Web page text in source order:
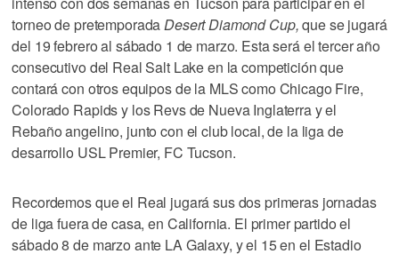
torneo de pretemporadaDesert Diamond Cup,que se jugará
del 19 febrero al sábado 1 de marzo. Esta será el tercer año
consecutivo del Real Salt Lake en la competición que
contará con otros equipos de la MLS como Chicago Fire,
Colorado Rapids y los Revs de Nueva Inglaterra y el
Rebaño angelino, junto con el club local, de la liga de
desarrollo USL Premier, FC Tucson.
Recordemos que el Real jugará sus dos primeras jornadas
de liga fuera de casa, en California. El primer partido el
sábado 8 de marzo ante LA Galaxy, y el 15 en el Estadio